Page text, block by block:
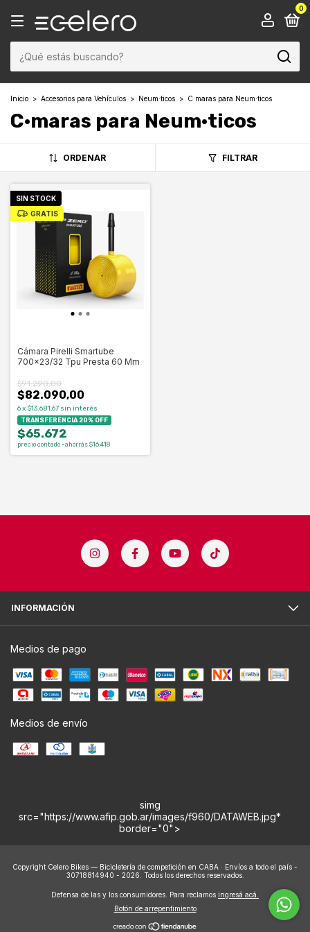
0
Inicio > Accesorios para Vehículos > Neum·ticos > C·maras para Neum·ticos
C·maras para Neum·ticos
ORDENAR FILTRAR
SIN STOCK
GRATIS
Cámara Pirelli Smartube
700x23/32 Tpu Presta 60 Mm
$82.090,00
$91.290,00
6x $13.681,67 sin interés
TRANSFERENCIA 20% OFF
$65.672
precio contado · ahorrás $16.418
INFORMACIÓN
Medios de pago
Medios de envío
simg
src="https://www.afip.gob.ar/images/f960/DATAWEB.jpg*
border="0">
Copyright Celero Bikes — Bicicletería de competición en CABA · Envíos a todo el país -
30718814940 - 2026. Todos los derechos reservados.
Defensa de las y los consumidores. Para reclamos ingresá acá.
Botón de arrepentimiento